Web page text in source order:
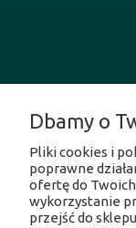
Dbamy o
Pliki cookies i
poprawne
ofertę do
wykorzystanie
przejść do